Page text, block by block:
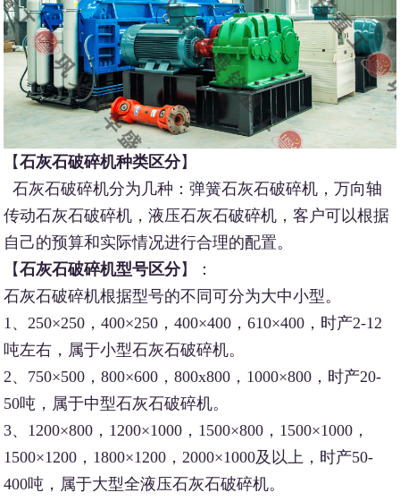
【石灰石破碎机种类区分】
石灰石破碎机分为几种：弹簧石灰石破碎机，万向轴
传动石灰石破碎机，液压石灰石破碎机，客户可以根据
自己的预算和实际情况进行合理的配置。
【石灰石破碎机型号区分】：
石灰石破碎机根据型号的不同可分为大中小型。
1、250×250，400×250，400×400，610×400，时产2-12
吨左右，属于小型石灰石破碎机。
2、750×500，800×600，800x800，1000×800，时产20-
50吨，属于中型石灰石破碎机。
3、1200×800，1200×1000，1500×800，1500×1000，
1500×1200，1800×1200，2000×1000及以上，时产50-
400吨，属于大型全液压石灰石破碎机。